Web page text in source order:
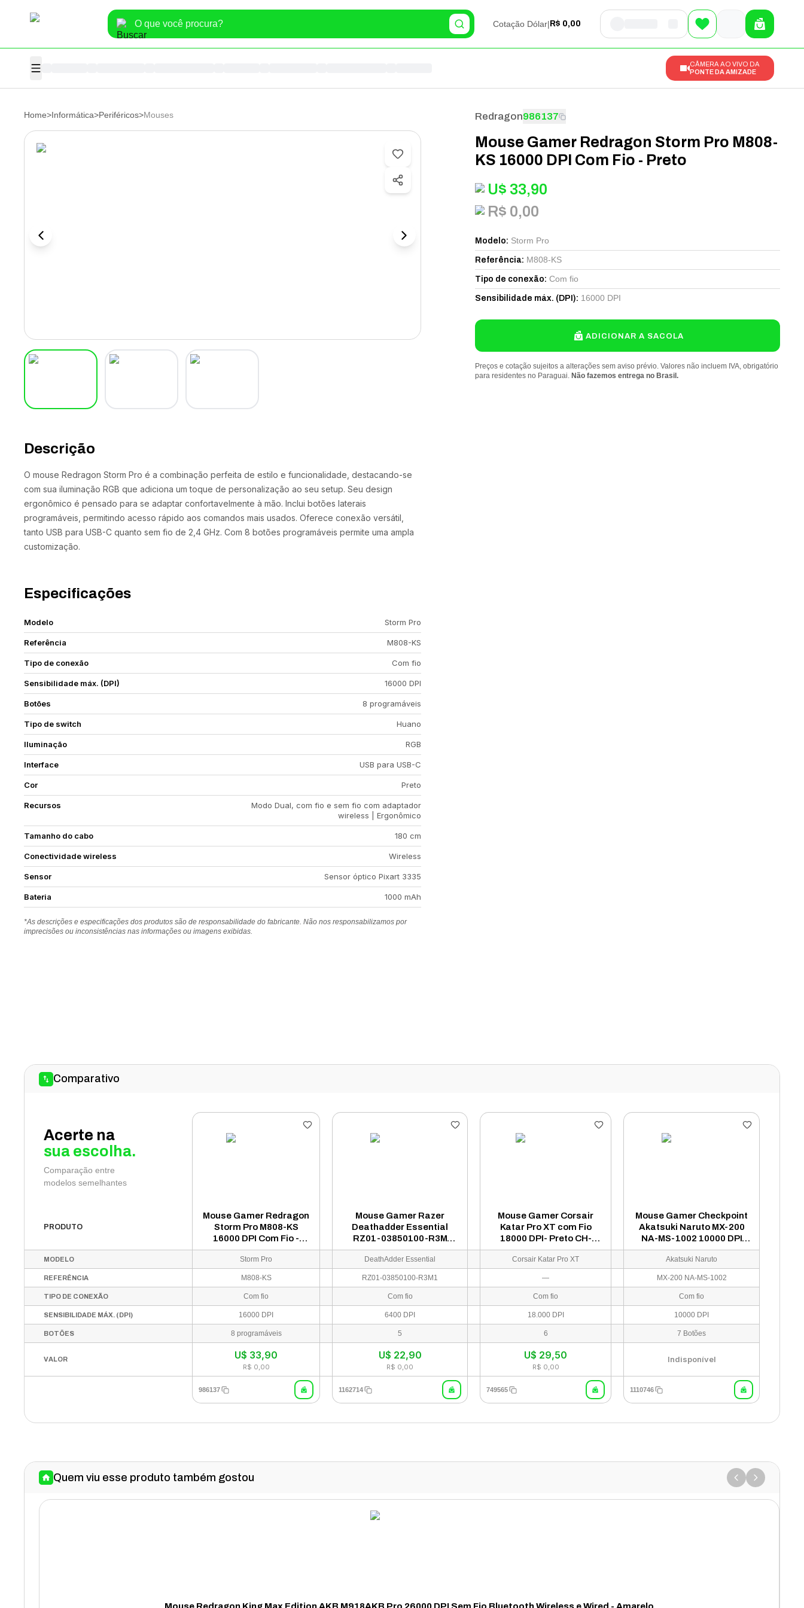
Cotação Dólar| R$ 0,00
CÂMERA AO VIVO DA
PONTE DA AMIZADE
Home>Informática>Periféricos>Mouses
Descrição
O mouse Redragon Storm Pro é a combinação perfeita de estilo e funcionalidade, destacando-se
com sua iluminação RGB que adiciona um toque de personalização ao seu setup. Seu design
ergonômico é pensado para se adaptar confortavelmente à mão. Inclui botões laterais
programáveis, permitindo acesso rápido aos comandos mais usados. Oferece conexão versátil,
tanto USB para USB-C quanto sem fio de 2,4 GHz. Com 8 botões programáveis permite uma ampla
customização.
Especificações
Modelo Storm Pro
Referência M808-KS
Tipo de conexão Com fio
Sensibilidade máx. (DPI) 16000 DPI
Botões 8 programáveis
Tipo de switch Huano
Iluminação RGB
Interface USB para USB-C
Cor Preto
Recursos
Modo Dual, com fio e sem fio com adaptador
wireless | Ergonômico
Tamanho do cabo 180 cm
Conectividade wireless Wireless
Sensor Sensor óptico Pixart 3335
Bateria 1000 mAh
*As descrições e especificações dos produtos são de responsabilidade do fabricante. Não nos responsabilizamos por
imprecisões ou inconsistências nas informações ou imagens exibidas.
Redragon986137
Mouse Gamer Redragon Storm Pro M808-
KS 16000 DPI Com Fio - Preto
U$ 33,90
R$ 0,00
Modelo: Storm Pro
Referência: M808-KS
Tipo de conexão: Com fio
Sensibilidade máx. (DPI): 16000 DPI
ADICIONAR A SACOLA
Preços e cotação sujeitos a alterações sem aviso prévio. Valores não incluem IVA, obrigatório
para residentes no Paraguai. Não fazemos entrega no Brasil.
Comparativo
Acerte na
sua escolha.
Comparação entre
modelos semelhantes
PRODUTO
Mouse Gamer Redragon
Storm Pro M808-KS
16000 DPI Com Fio -
Preto
Mouse Gamer Razer
Deathadder Essential
RZ01-03850100-R3M
16400DPI RGB USB - Preto
Mouse Gamer Corsair
Katar Pro XT com Fio
18000 DPI- Preto CH-
930C111-NA
Mouse Gamer Checkpoint
Akatsuki Naruto MX-200
NA-MS-1002 10000 DPI
RGB - Preto
MODELO Storm Pro DeathAdder Essential Corsair Katar Pro XT Akatsuki Naruto
REFERÊNCIA M808-KS RZ01-03850100-R3M1 — MX-200 NA-MS-1002
TIPO DE CONEXÃO Com fio Com fio Com fio Com fio
SENSIBILIDADE MÁX. (DPI) 16000 DPI 6400 DPI 18.000 DPI 10000 DPI
BOTÕES 8 programáveis 5 6 7 Botões
VALOR U$ 33,90
R$ 0,00
U$ 22,90
R$ 0,00
U$ 29,50
R$ 0,00
Indisponível
986137 1162714 749565 1110746
Quem viu esse produto também gostou